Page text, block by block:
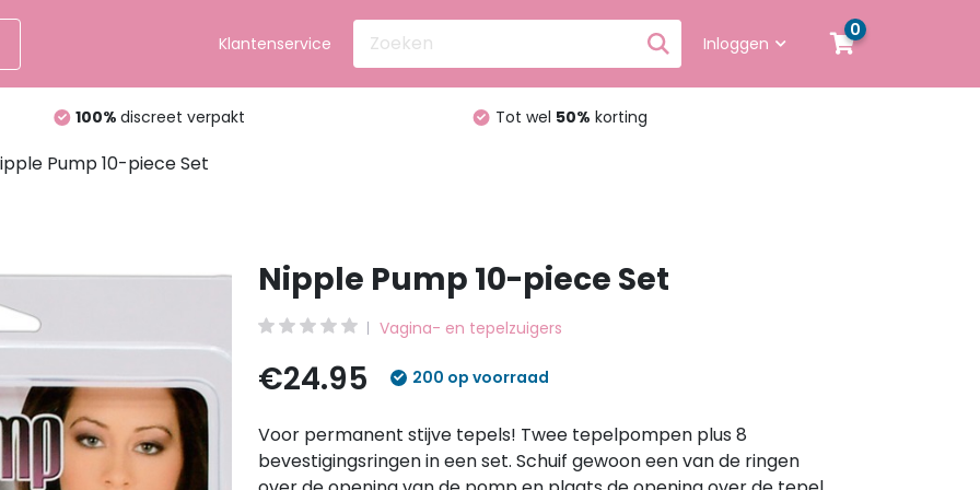
Klantenservice Inloggen
0
Binnen 24 uur geleverd
Tot wel50%
Pump 10-piece Set
Nipple Pump 10-piece Set
Vagina- en tepelzuigers
€24.95 200 op voorraad
Voor permanent stijve tepels! Twee tepelpompen plus 8
bevestigingsringen in een set. Schuif gewoon een van de ringen